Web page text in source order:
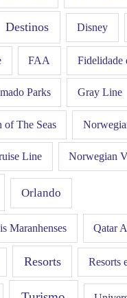
Destinos Disney
FAA Fidelidade
Parks Gray Line
of The Seas
Line Norwegian
Orlando
Maranhenses Qatar
Resorts Resorts